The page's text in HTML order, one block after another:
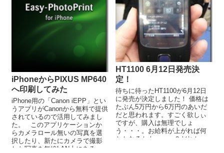
iPhoneからPIXUS MP640
へ印刷してみた
iPhone用の「Canon iEPP」とい
うアプリがCanonから無料で提供
されているので活用してみまし
た。 このアプリケーションか
らカメラロール無いの写真を選
択したり、新たにカメラで撮影
した写真を無線LAN上にある...
HT1100 6月12日発売決
定！
待ちに待ったHT1100が6月12日
に発売が決定しました！ 価格は
たぶん5万円から6万円のあいだ
だと思われます。すごく欲しぃ
ですが、購入は無理でしょ
う・・・。お給料が上がれば何
とかなるかも・・・？だれか、